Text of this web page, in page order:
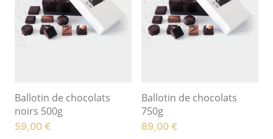
Ballotin de chocolats
noirs 500g
59,00 €
Ballotin de chocolats
750g
89,00 €